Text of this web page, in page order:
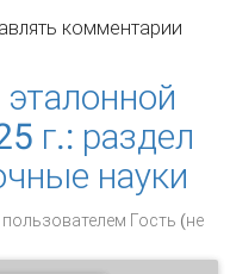
версии ГРНТИ
и раздел
комментарии
г.: раздел
науки
Гость (не